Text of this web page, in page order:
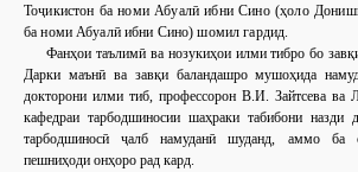
Тоҷикистон ба номи Абуалӣ ибни Сино (ҳоло
ба номи Абуалӣ ибни Сино) шомил гардид.
Фанҳои таълимӣ ва нозукиҳои илмитибро бо
Дарки маънӣ ва завқи баландашро мушоҳида
докторони илми тиб, профессорон В.И. Зайтсева ва
кафедраи тарбодшиносии шаҳраки табибони
тарбодшиносӣ ҷалб намуданӣ шуданд, аммо ба
пешниҳоди онҳоро рад кард.